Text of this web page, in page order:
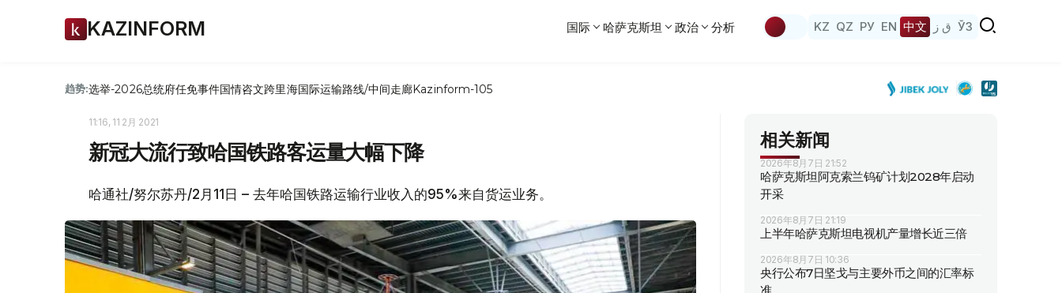
KAZINFORM 国际 哈萨克斯坦 政治 分析 KZ QZ РУ EN 中文 ق ز ЎЗ
趋势:选举-2026总统府任免事件国情咨文跨里海国际运输路线/中间走廊Kazinform-105
11:16, 11 2月 2021
新冠大流行致哈国铁路客运量大幅下降
哈通社/努尔苏丹/2月11日 – 去年哈国铁路运输行业收入的95%来自货运业务。
相关新闻
2026年8月7日 21:52
哈萨克斯坦阿克索兰钨矿计划2028年启动
开采
2026年8月7日 21:19
上半年哈萨克斯坦电视机产量增长近三倍
2026年8月7日 10:36
央行公布7日坚戈与主要外币之间的汇率标